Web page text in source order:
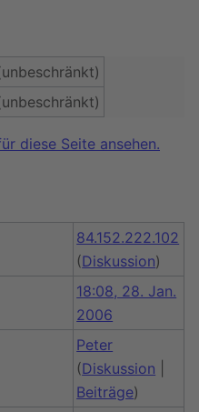
diese Seite ansehen.
84.152.222.102
(Diskussion)
18:08, 28. Jan.
2006
Peter
(Diskussion
Beiträge)